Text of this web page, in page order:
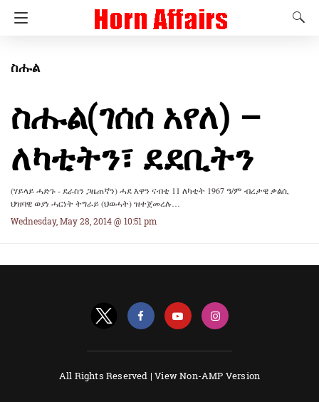
ስሑል
ስሑል(ገሰሰ አየለ) –
ለካቲትን፣ ደደቢትን
(ሃይላይ ሓድጉ - ደራስን ጋዜጠኛን) ሓደ እዋን ናብቲ 11 ለካቲት 1967 ዓ/ም ብረታዊ ቃልሲ
ህዝባዊ ወያነ ሓርነት ትግራይ (ህወሓት) ዝተጀመረሉ…
Wednesday, May 28, 2014 @ 10:51 pm
All Rights Reserved |View Non-AMP Version